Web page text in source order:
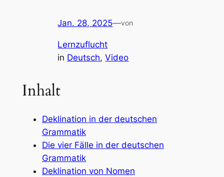
Jan. 28, 2025—von
Lernzuflucht
in Deutsch, Video
Inhalt
Deklination in der deutschen
Grammatik
Die vier Fälle in der deutschen
Grammatik
Deklination von Nomen